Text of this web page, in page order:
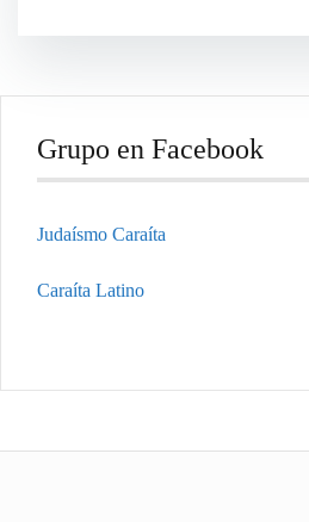
Grupo en Facebook
Judaísmo Caraíta
Caraíta Latino